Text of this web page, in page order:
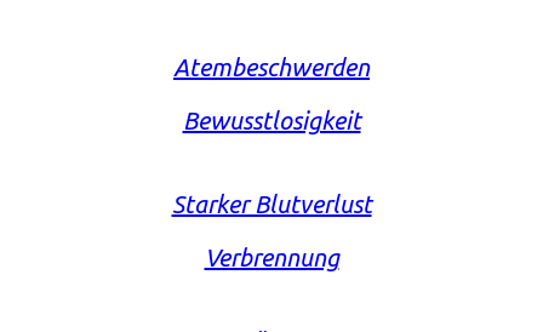
Atembeschwerden
Bewusstlosigkeit
Starker Blutverlust
Verbrennung